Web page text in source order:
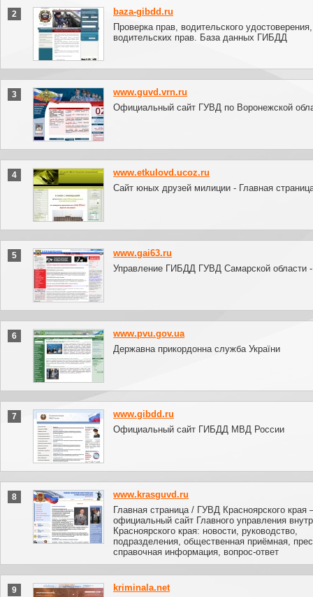
2
baza-gibdd.ru
Проверка прав, водительского удостоверения,
водительских прав. База данных ГИБДД
3
www.guvd.vrn.ru
Официальный сайт ГУВД по Воронежской
4
www.etkulovd.ucoz.ru
Сайт юных друзей милиции - Главная
5
www.gai63.ru
Управление ГИБДД ГУВД Самарской области -
6
www.pvu.gov.ua
Державна прикордонна служба України
7
www.gibdd.ru
Официальный сайт ГИБДД МВД России
8
www.krasguvd.ru
Главная страница / ГУВД Красноярского края
официальный сайт Главного управления
Красноярского края: новости, руководство,
подразделения, общественная приёмная,
справочная информация, вопрос-ответ
9
kriminala.net